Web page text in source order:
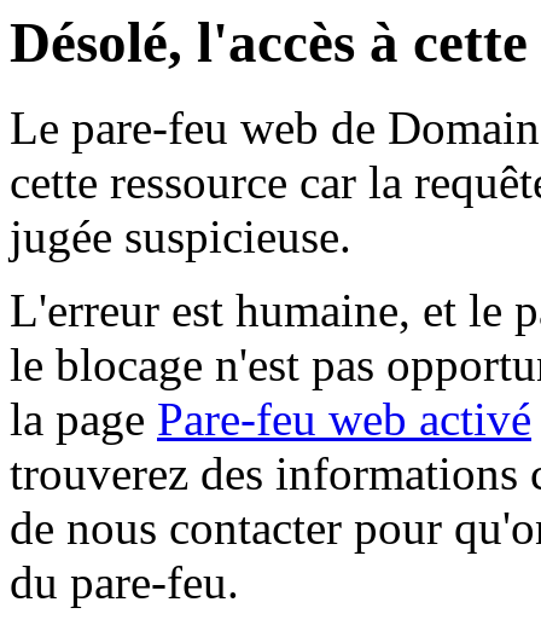
Désolé, l'accès à
Le pare-feu web de
cette ressource car la
jugée suspicieuse.
L'erreur est humaine, et le
le blocage n'est pas
la page Pare-feu web activé
trouverez des informations
de nous contacter pour
du pare-feu.